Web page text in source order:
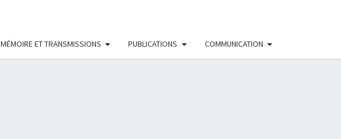
MÉMOIRE ET TRANSMISSIONS PUBLICATIONS COMMUNICATION